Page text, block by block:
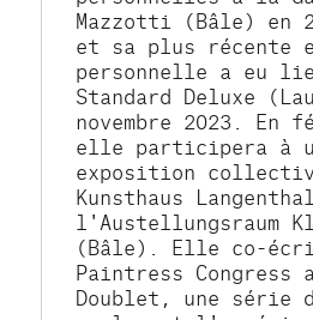
Mazzotti (Bâle) en
et sa plus récente
personnelle a eu
Standard Deluxe
novembre 2023. En
elle participera à
exposition
Kunsthaus
l'Austellungsraum
(Bâle). Elle co-
Paintress Congress
Doublet, une série